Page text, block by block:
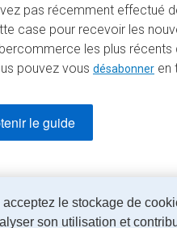
pas récemment effectué
case pour recevoir les
les plus
pouvez vous désabonner en
le stockage de
son utilisation et